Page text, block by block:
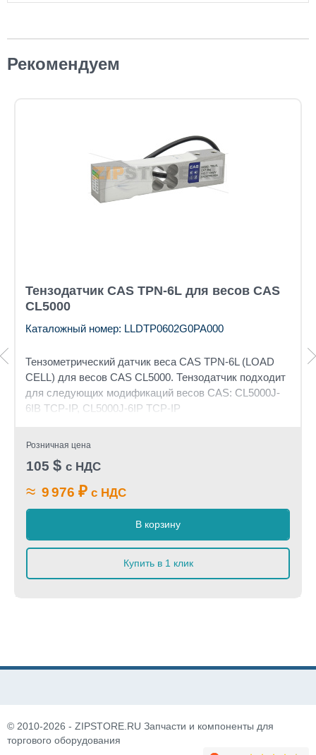
Рекомендуем
Тензодатчик CAS TPN-6L для весов CAS
CL5000
Каталожный номер: LLDTP0602G0PA000
Тензометрический датчик веса CAS TPN-6L (LOAD
CELL) для весов CAS CL5000. Тензодатчик подходит
для следующих модификаций весов CAS: CL5000J-
6IB TCP-IP, CL5000J-6IP TCP-IP
Розничная цена
105 $ с НДС
≈ 9 976 ₽ с НДС
В корзину
Купить в 1 клик
© 2010-2026 - ZIPSTORE.RU Запчасти и компоненты для
торгового оборудования